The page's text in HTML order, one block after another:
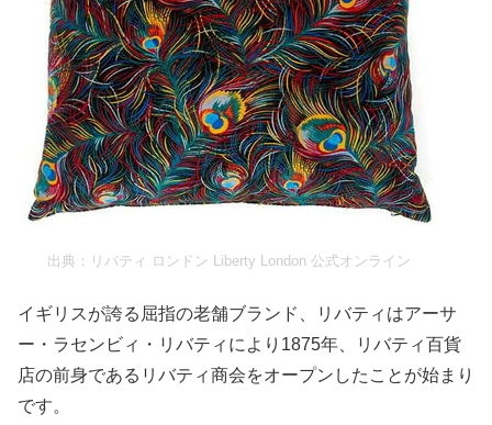
出典： リバティ ロンドン Liberty London 公式オンライン
イギリスが誇る屈指の老舗ブランド、リバティはアーサ
ー・ラセンビィ・リバティにより1875年、リバティ百貨
店の前身であるリバティ商会をオープンしたことが始まり
です。